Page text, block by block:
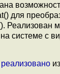
для
системе с
реализовано